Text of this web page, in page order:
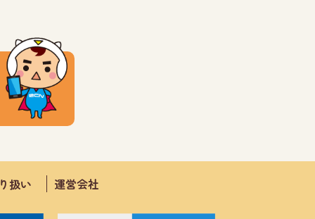
扱い 運営会社